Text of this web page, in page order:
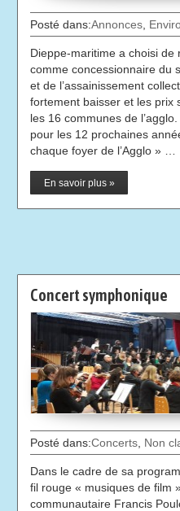
Posté dans:Annonces,
Dieppe-maritime a choisi de
comme concessionnaire du
et de l’assainissement
fortement baisser et les prix
les 16 communes de
pour les 12 prochaines
chaque foyer de l’Agglo » …
En savoir plus »
Concert symphonique
Posté dans:Concerts Non
Dans le cadre de sa
fil rouge « musiques de film
communautaire Francis